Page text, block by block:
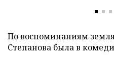
По воспоминаниям
Степанова была в